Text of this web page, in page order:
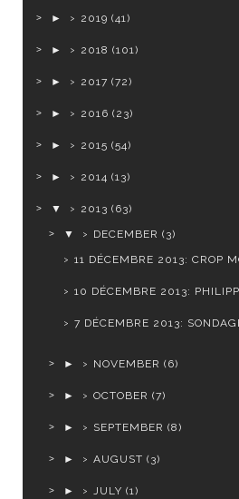
► 2019 (41)
► 2018 (101)
► 2017 (72)
► 2016 (23)
► 2015 (54)
► 2014 (13)
▼ 2013 (63)
▼
DECEMBER (3)
11 DÉCEMBRE 2013: CROP
10 DÉCEMBRE 2013:
7 DÉCEMBRE 2013:
► NOVEMBER (6)
► OCTOBER (7)
► SEPTEMBER (8)
► AUGUST (3)
► JULY (1)